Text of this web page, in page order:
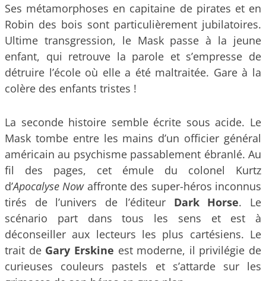
Ses métamorphoses en capitaine de pirates et en
Robin des bois sont particulièrement jubilatoires.
Ultime transgression, le Mask passe à la jeune
enfant, qui retrouve la parole et s’empresse de
détruire l’école où elle a été maltraitée. Gare à la
colère des enfants tristes !
La seconde histoire semble écrite sous acide. Le
Mask tombe entre les mains d’un officier général
américain au psychisme passablement ébranlé. Au
fil des pages, cet émule du colonel Kurtz
d’Apocalyse Nowaffronte des super-héros inconnus
tirés de l’univers de l’éditeur Dark Horse. Le
scénario part dans tous les sens et est à
déconseiller aux lecteurs les plus cartésiens. Le
trait de Gary Erskine est moderne, il privilégie de
curieuses couleurs pastels et s’attarde sur les